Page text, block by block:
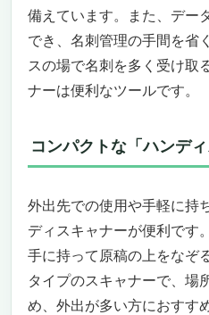
備えています。また、デー
でき、名刺管理の手間を省
スの場で名刺を多く受け取
ナーは便利なツールです。
コンパクトな「ハンディ
外出先での使用や手軽に持
ディスキャナーが便利です
手に持って原稿の上をなぞ
タイプのスキャナーで、場
め、外出が多い方におすす